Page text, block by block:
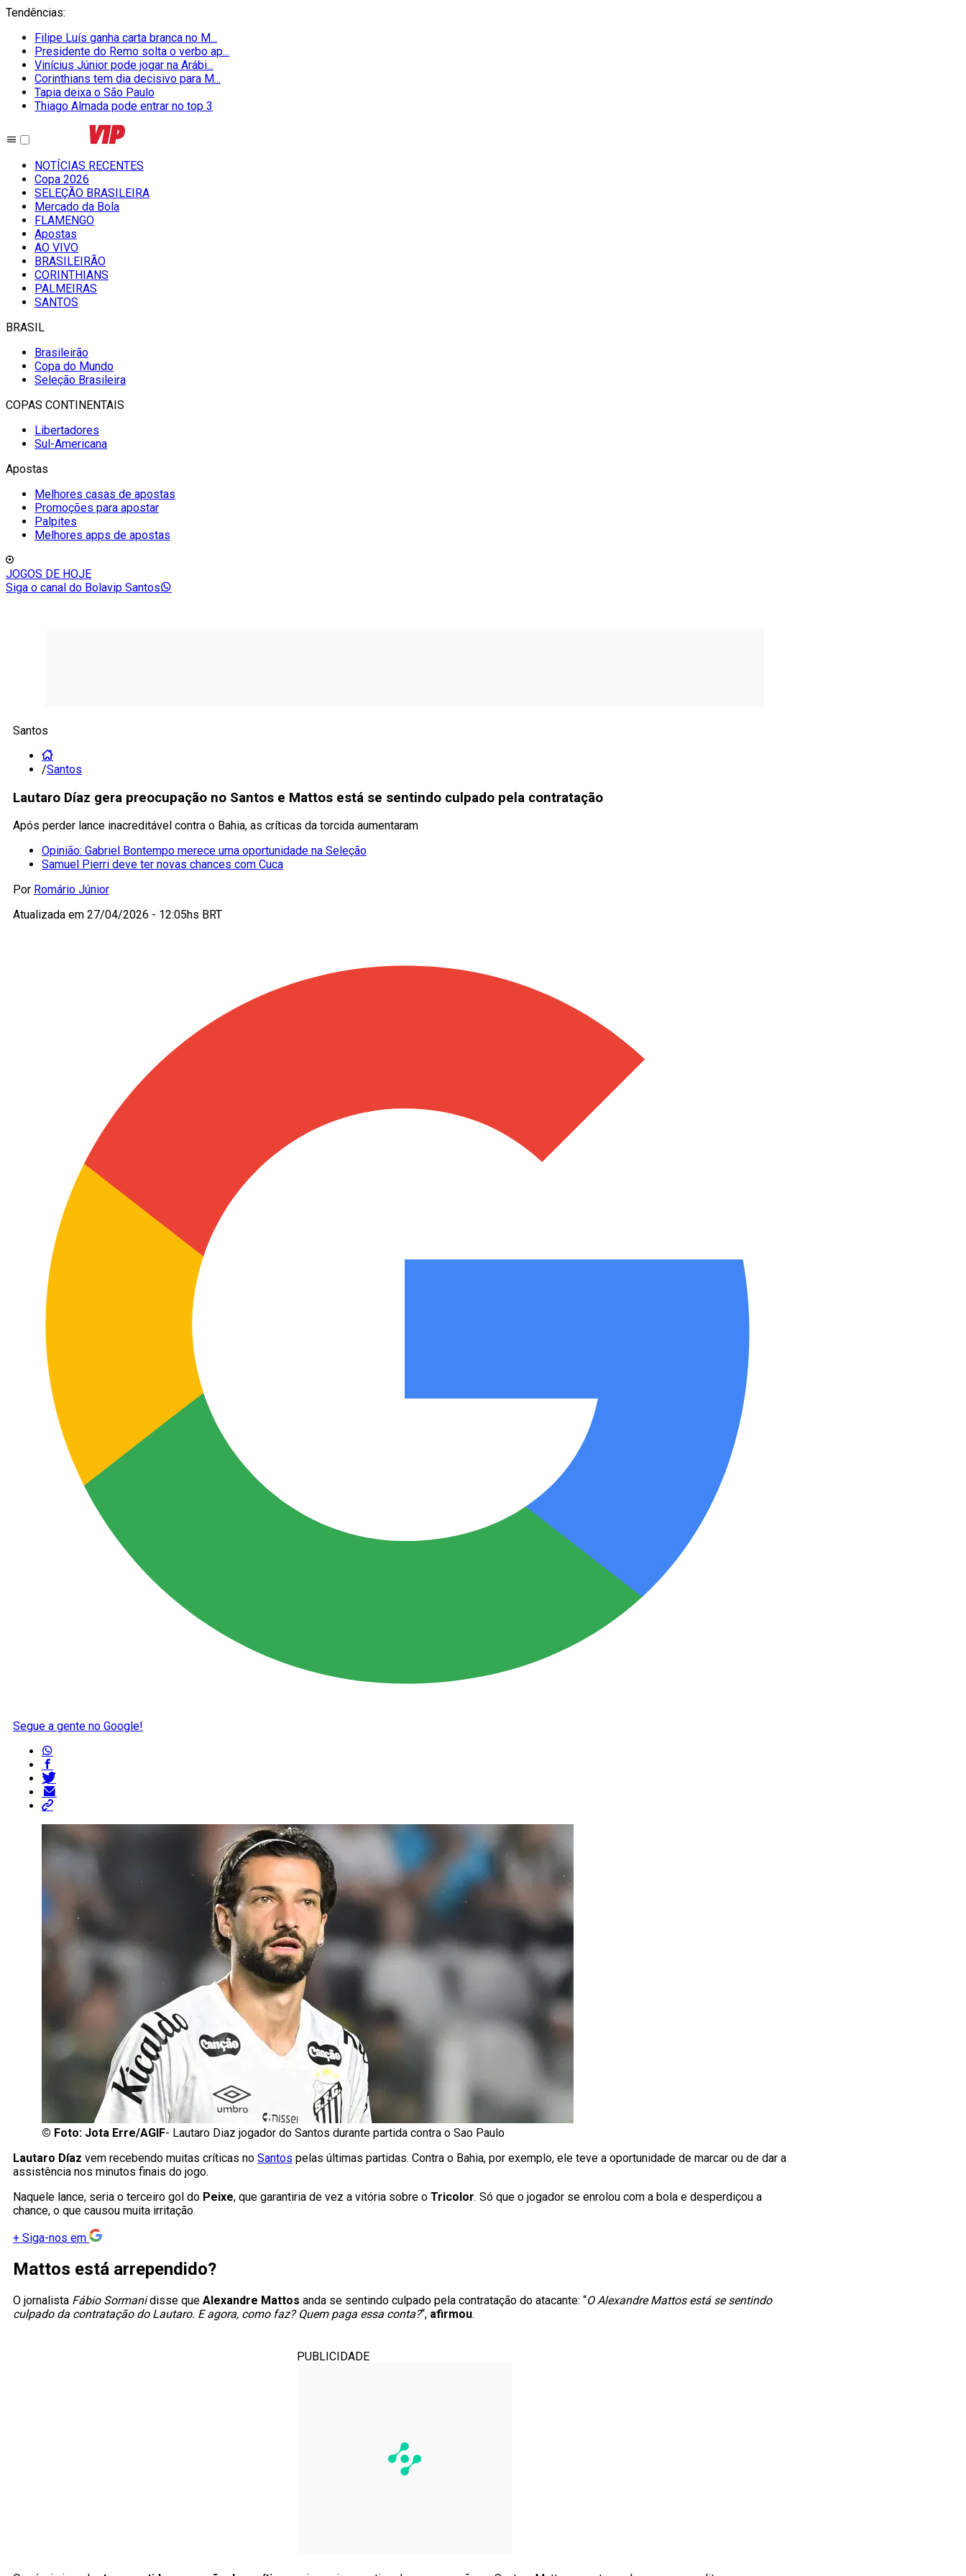
Tendências:
Filipe Luís ganha carta branca no M...
Presidente do Remo solta o verbo ap...
Vinícius Júnior pode jogar na Arábi...
Corinthians tem dia decisivo para M...
Tapia deixa o São Paulo
Thiago Almada pode entrar no top 3
NOTÍCIAS RECENTES
Copa 2026
SELEÇÃO BRASILEIRA
Mercado da Bola
FLAMENGO
Apostas
AO VIVO
BRASILEIRÃO
CORINTHIANS
PALMEIRAS
SANTOS
BRASIL
Brasileirão
Copa do Mundo
Seleção Brasileira
COPAS CONTINENTAIS
Libertadores
Sul-Americana
Apostas
Melhores casas de apostas
Promoções para apostar
Palpites
Melhores apps de apostas
JOGOS DE HOJE
Siga o canal do Bolavip Santos
Santos
/Santos
Lautaro Díaz gera preocupação no Santos e Mattos está se sentindo culpado pela contratação
Após perder lance inacreditável contra o Bahia, as críticas da torcida aumentaram
Opinião: Gabriel Bontempo merece uma oportunidade na Seleção
Samuel Pierri deve ter novas chances com Cuca
Por Romário Júnior
Atualizada em 27/04/2026 - 12:05hs BRT
Segue a gente no Google!
© Foto: Jota Erre/AGIF- Lautaro Diaz jogador do Santos durante partida contra o Sao Paulo
Lautaro Díaz vem recebendo muitas críticas no Santos pelas últimas partidas. Contra o Bahia, por exemplo, ele teve a oportunidade de marcar ou de dar a
assistência nos minutos finais do jogo.
Naquele lance, seria o terceiro gol do Peixe, que garantiria de vez a vitória sobre o Tricolor. Só que o jogador se enrolou com a bola e desperdiçou a
chance, o que causou muita irritação.
+ Siga-nos em
Mattos está arrependido?
O jornalista Fábio Sormanidisse que Alexandre Mattos anda se sentindo culpado pela contratação do atacante: “O Alexandre Mattos está se sentindo
culpado da contratação do Lautaro. E agora, como faz? Quem paga essa conta?“, afirmou.
PUBLICIDADE